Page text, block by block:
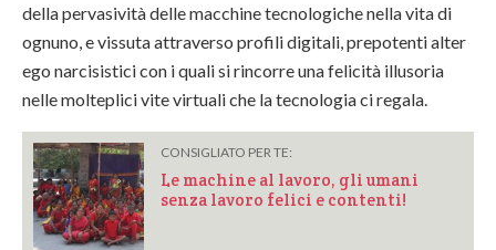
della pervasività delle macchine tecnologiche nella vita di
ognuno, e vissuta attraverso profili digitali, prepotenti alter
ego narcisistici con i quali si rincorre una felicità illusoria
nelle molteplici vite virtuali che la tecnologia ci regala.
CONSIGLIATO PER TE:
Le machine al lavoro, gli umani
senza lavoro felici e contenti!